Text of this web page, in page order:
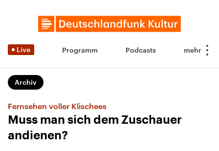
Live Programm Podcasts
Archiv
Fernsehen voller Klischees
Muss man sich dem Zuschauer
andienen?